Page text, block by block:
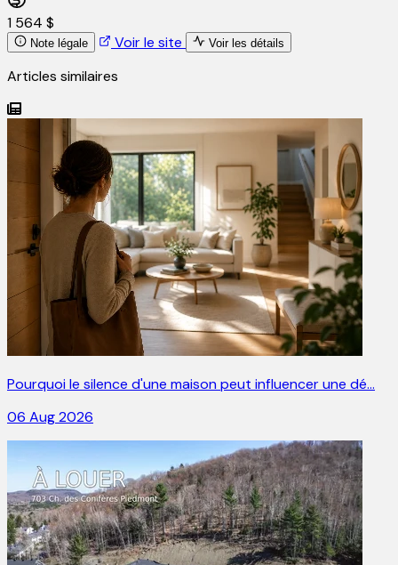
1 564 $
Note légale Voir le site Voir les détails
Articles similaires
Pourquoi le silence d'une maison peut influencer une dé…
06 Aug 2026